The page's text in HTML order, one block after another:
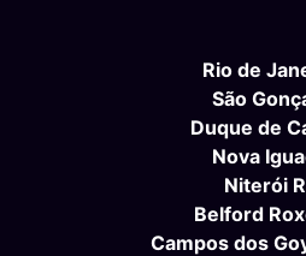
Rio de
São
Duque de
Nova
Niterói
Belford
Campos dos